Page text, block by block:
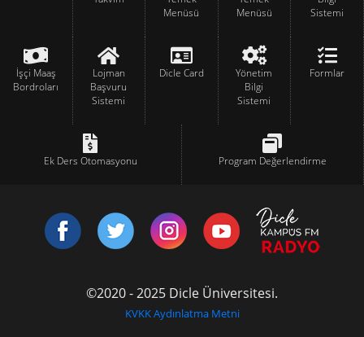
Menüsü
Menüsü
Sistemi
İşçi Maaş
Bordroları
Lojman
Başvuru
Sistemi
Dicle Card
Yönetim
Bilgi
Sistemi
Formlar
Ek Ders Otomasyonu Program Değerlendirme
©2020 - 2025 Dicle Üniversitesi.
KVKK Aydınlatma Metni